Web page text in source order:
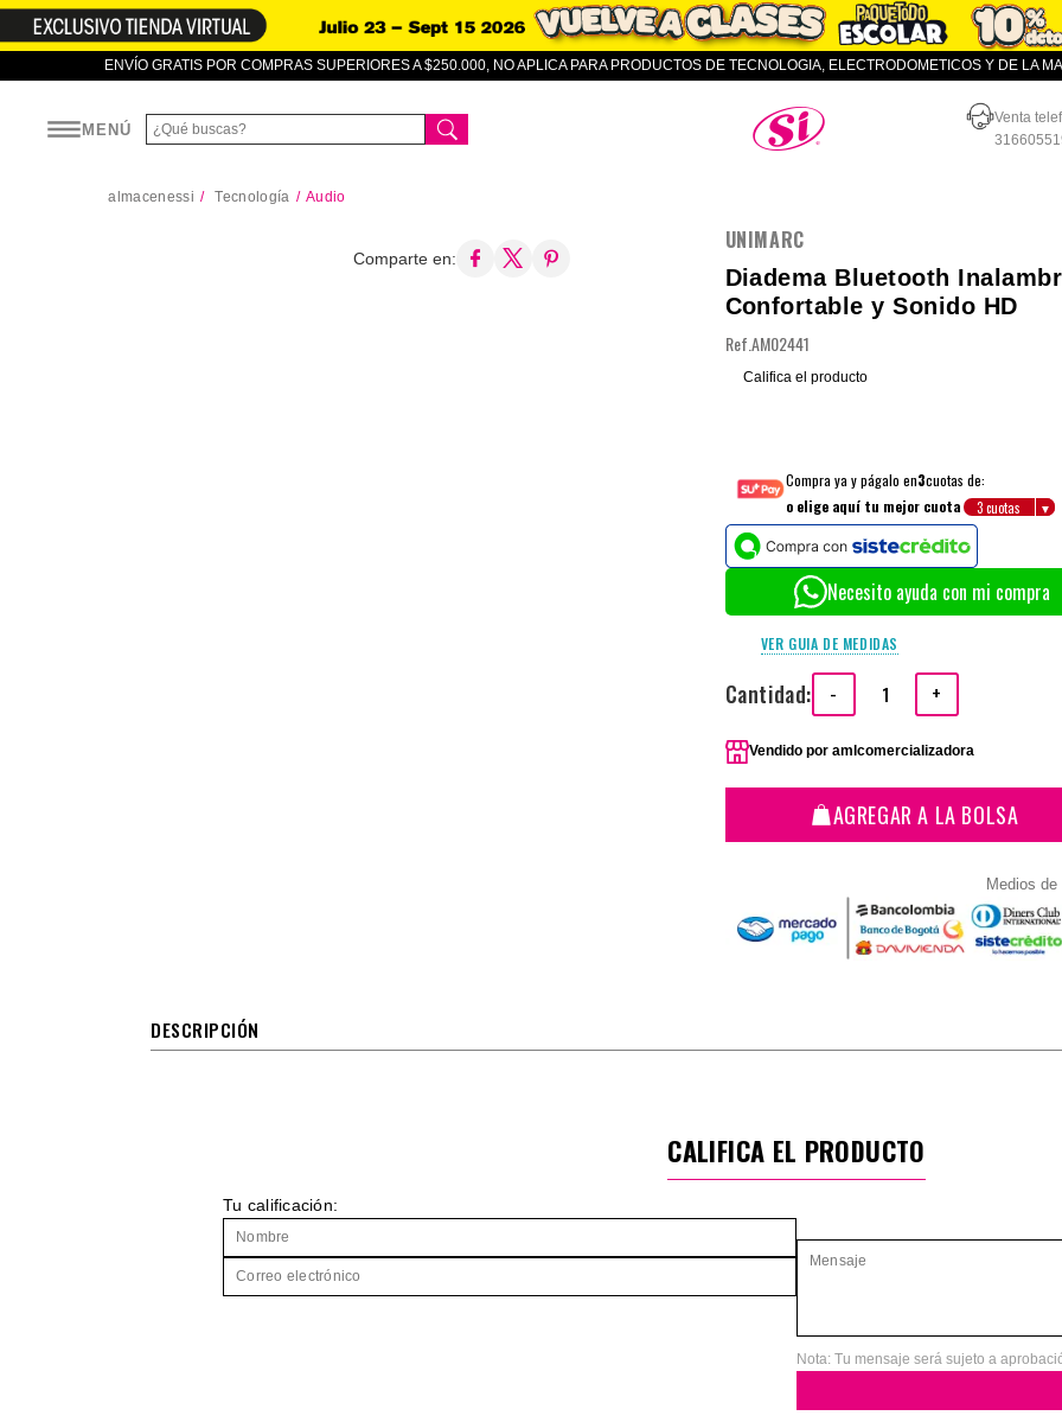
ENVÍO GRATIS POR COMPRAS SUPERIORES A $250.000, NO APLICA PARA PRODUCTOS DE TECNOLOGIA, ELECTRODOMETICOS Y DE LA
MENÚ
Almacenes SI
Venta
almacenessi Tecnología Audio
Comparte en:
UNIMARC
Diadema Bluetooth
Confortable y Sonido HD
Ref.AM02441
Califica el producto
Compra ya y págalo en3cuotas de:
o elige aquí tu mejor cuota
Necesito ayuda con mi compra
VER GUIA DE MEDIDAS
Cantidad: - +
Vendido por amlcomercializadora
AGREGAR A LA BOLSA
Medios de
DESCRIPCIÓN
CALIFICA EL PRODUCTO
Tu calificación:
Nota: Tu mensaje será sujeto a